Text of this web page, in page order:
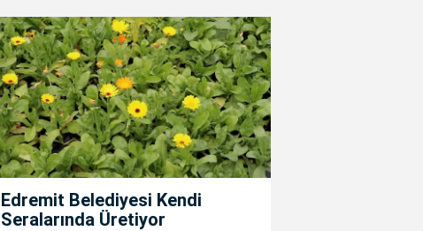
Edremit Belediyesi Kendi
Seralarında Üretiyor